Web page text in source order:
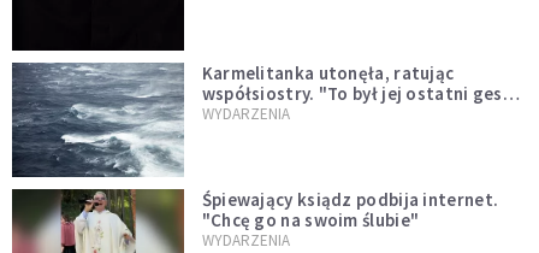
Karmelitanka utonęła, ratując
współsiostry. "To był jej ostatni gest
miłości"
WYDARZENIA
Śpiewający ksiądz podbija internet.
"Chcę go na swoim ślubie"
WYDARZENIA